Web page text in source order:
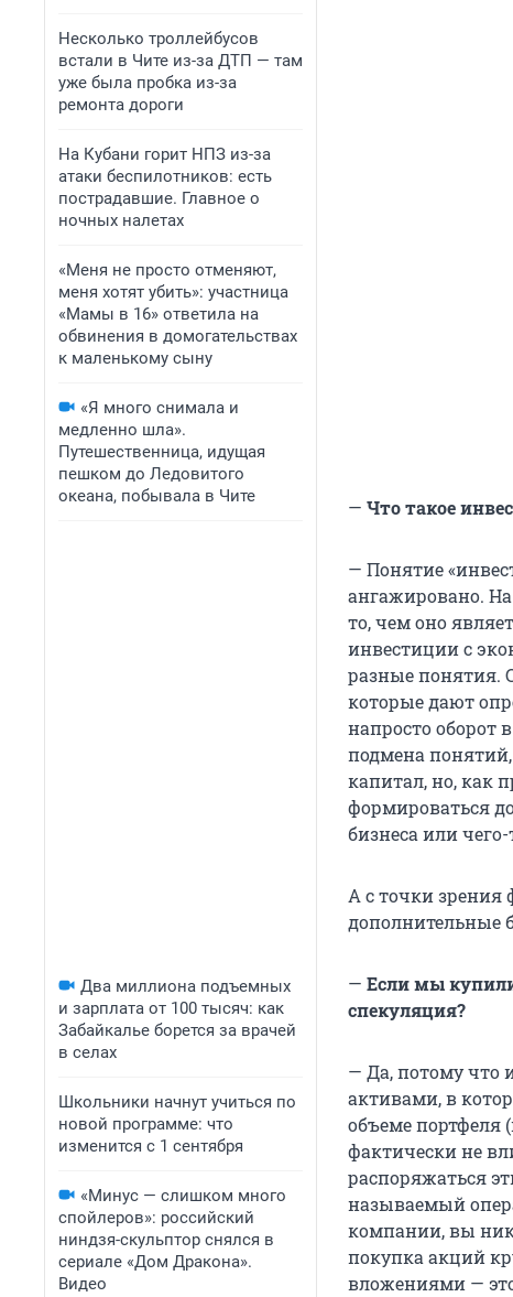
Несколько троллейбусов
встали в Чите из-за ДТП — там
уже была пробка из-за
ремонта дороги
На Кубани горит НПЗ из-за
атаки беспилотников: есть
пострадавшие. Главное о
ночных налетах
«Меня не просто отменяют,
меня хотят убить»: участница
«Мамы в 16» ответила на
обвинения в домогательствах
к маленькому сыну
«Я много снимала и
медленно шла».
Путешественница, идущая
пешком до Ледовитого
океана, побывала в Чите
Два миллиона подъемных
и зарплата от 100 тысяч: как
Забайкалье борется за врачей
в селах
Школьники начнут учиться по
новой программе: что
изменится с 1 сентября
«Минус — слишком много
спойлеров»: российский
ниндзя-скульптор снялся в
сериале «Дом Дракона».
Видео
— Что такое
— Понятие
ангажировано.
то, чем оно
инвестиции с
разные понятия.
которые дают
напросто оборот
подмена
капитал, но, как
формироваться
бизнеса или
А с точки зрения
дополнительные
— Если мы
спекуляция?
— Да, потому что
активами, в
объеме портфеля
фактически не
распоряжаться
называемый
компании, вы
покупка акций
вложениями —